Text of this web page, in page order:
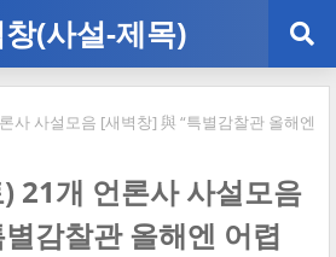
(사설-제목)
사 사설모음 [새벽창] 與 “특별감찰관 올해엔
21개 언론사 사설모음
감찰관 올해엔 어렵